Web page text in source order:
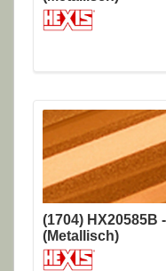
(1704) HX20585B
(Metallisch)